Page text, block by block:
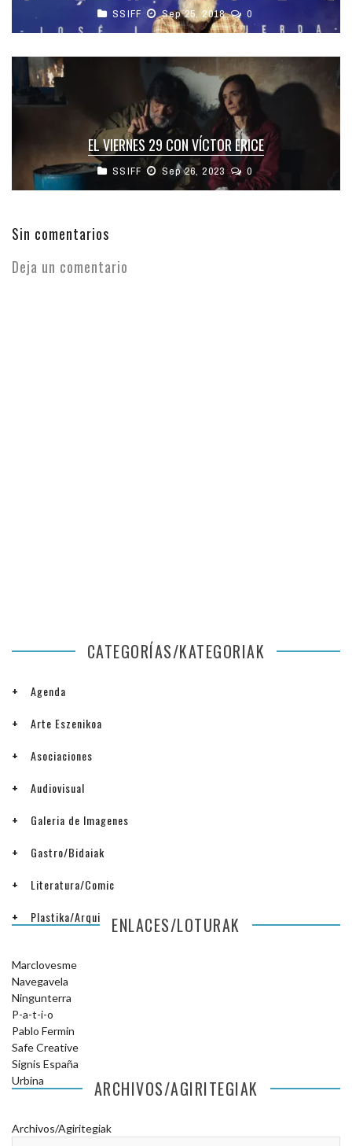
SSIFF Sep 25, 2018 0
EL VIERNES 29 CON VÍCTOR ERICE
SSIFF Sep 26, 2023 0
Sin comentarios
Deja un comentario
CATEGORÍAS/KATEGORIAK
Agenda
Arte Eszenikoa
Asociaciones
Audiovisual
Galeria de Imagenes
Gastro/Bidaiak
Literatura/Comic
Plastika/ArquitecturaENLACES/LOTURAK
Marclovesme
Navegavela
Ningunterra
P-a-t-i-o
Pablo Fermin
Safe Creative
Signis España
Urbina
ARCHIVOS/AGIRITEGIAK
Archivos/Agiritegiak